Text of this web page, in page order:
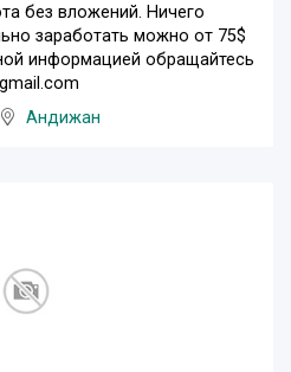
без вложений. Ничего
заработать можно от 75$
информацией обращайтесь
Андижан